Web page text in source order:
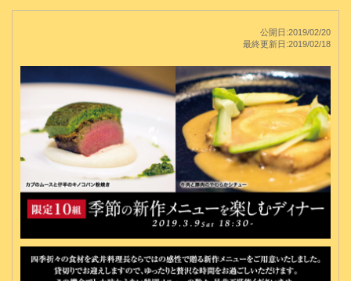
公開日:2019/02/20
最終更新日:2019/02/18